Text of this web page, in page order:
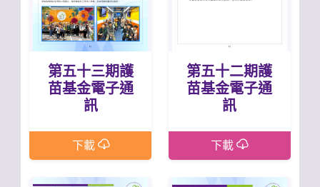
第五十三期護
苗基金電子通
訊
下載
第五十二期護
苗基金電子通
訊
下載